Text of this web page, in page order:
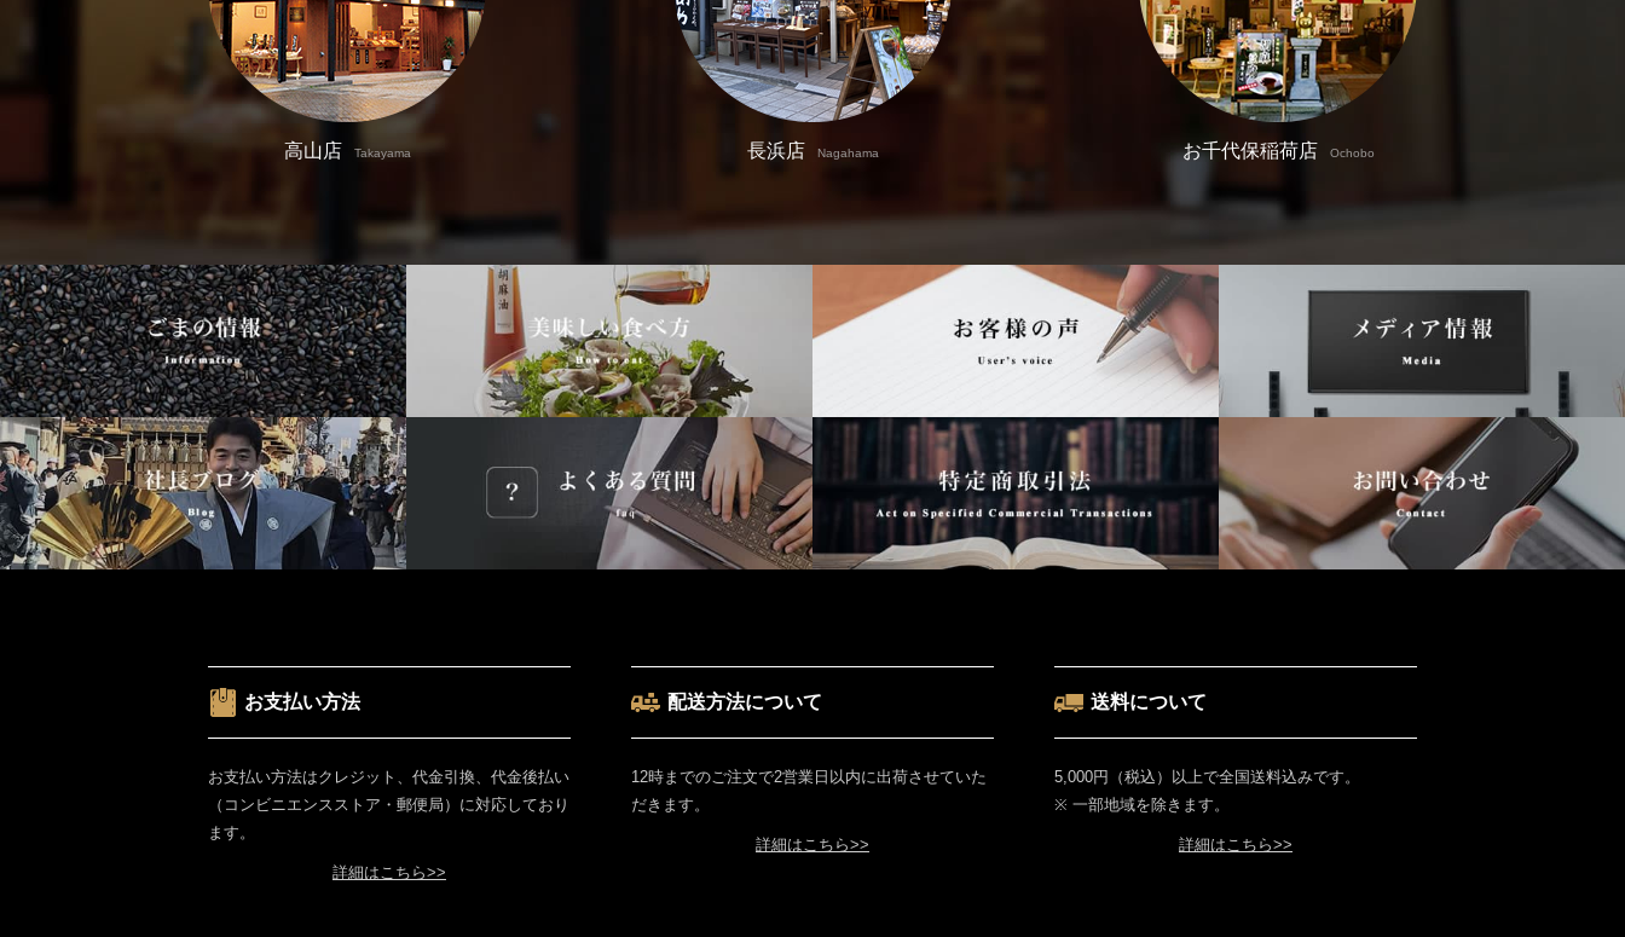
高山店 Takayama 長浜店 Nagahama お千代保稲荷店 Ochobo
お支払い方法
お支払い方法はクレジット、代金引換、代金後払い
（コンビニエンスストア・郵便局）に対応しており
ます。
詳細はこちら>>
配送方法について
12時までのご注文で2営業日以内に出荷させていた
だきます。
詳細はこちら>>
送料について
5,000円（税込）以上で全国送料込みです。
※ 一部地域を除きます。
詳細はこちら>>